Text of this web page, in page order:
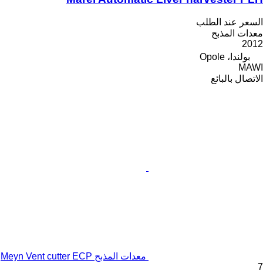
السعر عند الطلب
معدات المذبح
2012
بولندا، Opole
MAWI
الاتصال بالبائع
معدات المذبح Meyn Vent cutter ECP
7